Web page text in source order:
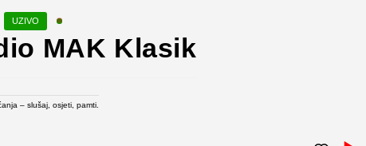
MAK Klasik
– slušaj, osjeti, pamti.